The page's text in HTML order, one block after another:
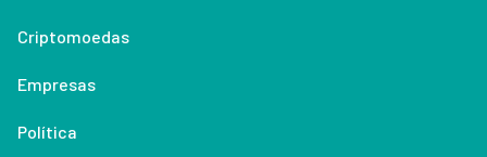
Criptomoedas
Empresas
Política